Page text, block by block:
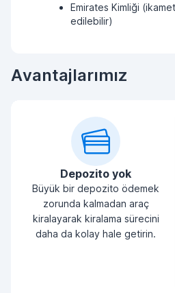
Emirates Kimliği
edilebilir)
Avantajlarımız
Depozito yok
Büyük bir depozito ödemek
zorunda kalmadan araç
kiralayarak kiralama sürecini
daha da kolay hale getirin.